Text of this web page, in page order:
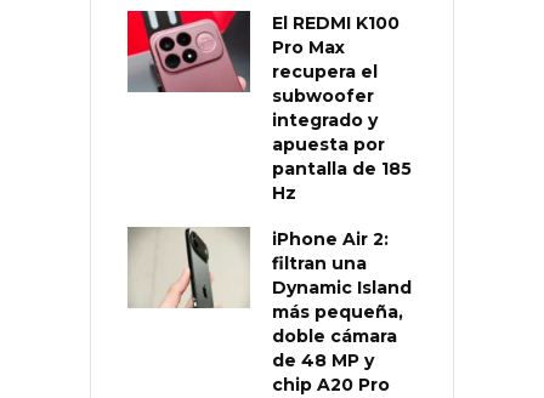
El REDMI K100
Pro Max
recupera el
subwoofer
integrado y
apuesta por
pantalla de 185
Hz
iPhone Air 2:
filtran una
Dynamic Island
más pequeña,
doble cámara
de 48 MP y
chip A20 Pro